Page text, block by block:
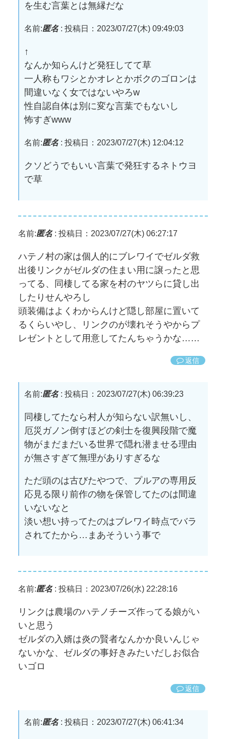
を生む言葉とは無縁だな
名前:匿名: 投稿日：2023/07/27(木) 09:49:03
↑
なんか知らんけど発狂してて草
一人称もワシとかオレとかボクのゴロンは
間違いなく女ではないやろw
性自認自体は別に変な言葉でもないし
怖すぎwww
名前:匿名: 投稿日：2023/07/27(木) 12:04:12
クソどうでもいい言葉で発狂するネトウヨ
で草
名前:匿名: 投稿日：2023/07/27(木) 06:27:17
ハテノ村の家は個人的にブレワイでゼルダ救
出後リンクがゼルダの住まい用に譲ったと思
ってる、同棲してる家を村のヤツらに貸し出
したりせんやろし
頭装備はよくわからんけど隠し部屋に置いて
るくらいやし、リンクのが壊れそうやからプ
レゼントとして用意してたんちゃうかな……
返信
名前:匿名: 投稿日：2023/07/27(木) 06:39:23
同棲してたなら村人が知らない訳無いし、
厄災ガノン倒すほどの剣士を復興段階で魔
物がまだまだいる世界で隠れ潜ませる理由
が無さすぎて無理がありすぎるな
ただ頭のは古びたやつで、プルアの専用反
応見る限り前作の物を保管してたのは間違
いないなと
淡い想い持ってたのはブレワイ時点でバラ
されてたから…まあそういう事で
名前:匿名: 投稿日：2023/07/26(水) 22:28:16
リンクは農場のハテノチーズ作ってる娘がい
いと思う
ゼルダの入婿は炎の賢者なんかか良いんじゃ
ないかな、ゼルダの事好きみたいだしお似合
いゴロ
返信
名前:匿名: 投稿日：2023/07/27(木) 06:41:34